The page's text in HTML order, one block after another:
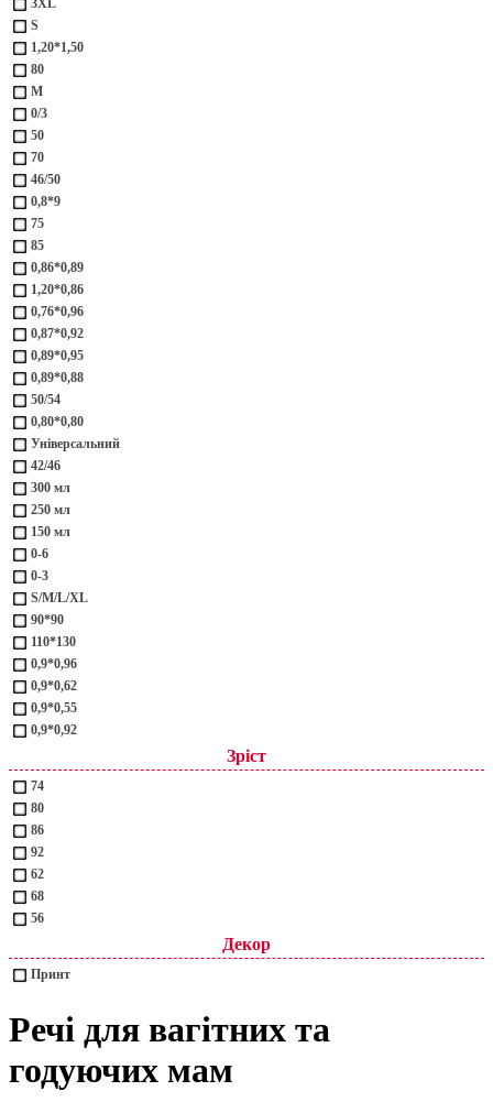
3XL
S
1,20*1,50
80
M
0/3
50
70
46/50
0,8*9
75
85
0,86*0,89
1,20*0,86
0,76*0,96
0,87*0,92
0,89*0,95
0,89*0,88
50/54
0,80*0,80
Універсальний
42/46
300 мл
250 мл
150 мл
0-6
0-3
S/M/L/XL
90*90
110*130
0,9*0,96
0,9*0,62
0,9*0,55
0,9*0,92
Зріст
74
80
86
92
62
68
56
Декор
Принт
Речі для вагітних та
годуючих мам